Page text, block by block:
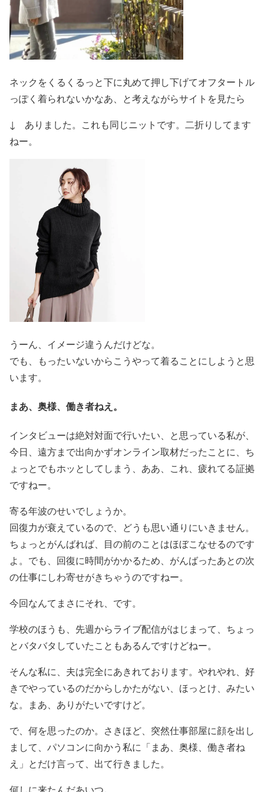
ネックをくるくるっと下に丸めて押し下げてオフタートル
っぽく着られないかなあ、と考えながらサイトを見たら
↓ ありました。これも同じニットです。二折りしてます
ねー。
うーん、イメージ違うんだけどな。
でも、もったいないからこうやって着ることにしようと思
います。
まあ、奥様、働き者ねえ。
インタビューは絶対対面で行いたい、と思っている私が、
今日、遠方まで出向かずオンライン取材だったことに、ち
ょっとでもホッとしてしまう、ああ、これ、疲れてる証拠
ですねー。
寄る年波のせいでしょうか。
回復力が衰えているので、どうも思い通りにいきません。
ちょっとがんばれば、目の前のことはほぼこなせるのです
よ。でも、回復に時間がかかるため、がんばったあとの次
の仕事にしわ寄せがきちゃうのですねー。
今回なんてまさにそれ、です。
学校のほうも、先週からライブ配信がはじまって、ちょっ
とバタバタしていたこともあるんですけどねー。
そんな私に、夫は完全にあきれております。やれやれ、好
きでやっているのだからしかたがない、ほっとけ、みたい
な。まあ、ありがたいですけど。
で、何を思ったのか。さきほど、突然仕事部屋に顔を出し
まして、パソコンに向かう私に 「まあ、奥様、働き者ね
え」 とだけ言って、出て行きました。
何しに来たんだあいつ。